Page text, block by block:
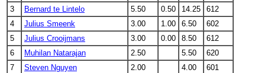
3
Bernard te Lintelo 5.50 0.50 14.25
612
4
Julius Smeenk 3.00 1.00 6.50
602
5
Julius Crooijmans 3.00 0.00 8.50
612
6
Muhilan Natarajan 2.50 5.50
620
7
Steven Nguyen 2.00 4.00
601